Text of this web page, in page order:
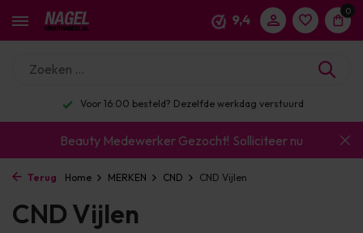
9,4
0
Voor 16:00 besteld? Dezelfde werkdag verstuurd
Beauty Medewerker Gezocht! Solliciteer nu
Terug Home MERKEN CND CND Vijlen
CND Vijlen